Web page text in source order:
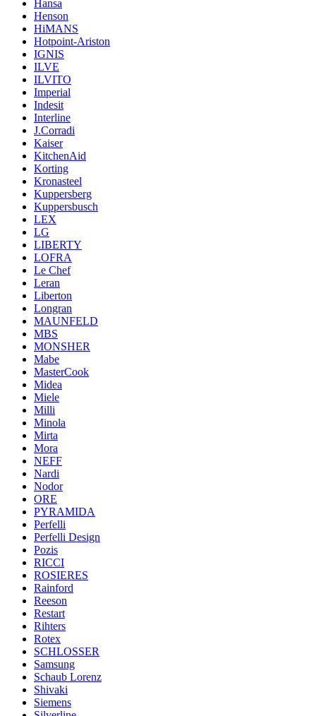
Hansa
Henson
HiMANS
Hotpoint-Ariston
IGNIS
ILVE
ILVITO
Imperial
Indesit
Interline
J.Corradi
Kaiser
KitchenAid
Korting
Kronasteel
Kuppersberg
Kuppersbusch
LEX
LG
LIBERTY
LOFRA
Le Chef
Leran
Liberton
Longran
MAUNFELD
MBS
MONSHER
Mabe
MasterCook
Midea
Miele
Milli
Minola
Mirta
Mora
NEFF
Nardi
Nodor
ORE
PYRAMIDA
Perfelli
Perfelli Design
Pozis
RICCI
ROSIERES
Rainford
Reeson
Restart
Rihters
Rotex
SCHLOSSER
Samsung
Schaub Lorenz
Shivaki
Siemens